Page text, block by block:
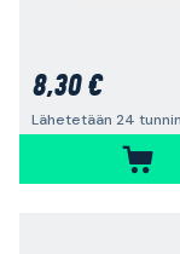
8,30 €
Lähetetään 24